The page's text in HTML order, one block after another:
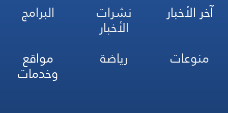
آخر الأخبار نشرات
الأخبار
البرامج
منوعات
رياضة مواقع
وخدمات